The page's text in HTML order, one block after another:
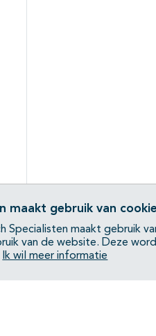
maakt gebruik van
Specialisten maakt gebruik
van de website. Deze
Ik wil meer informatie